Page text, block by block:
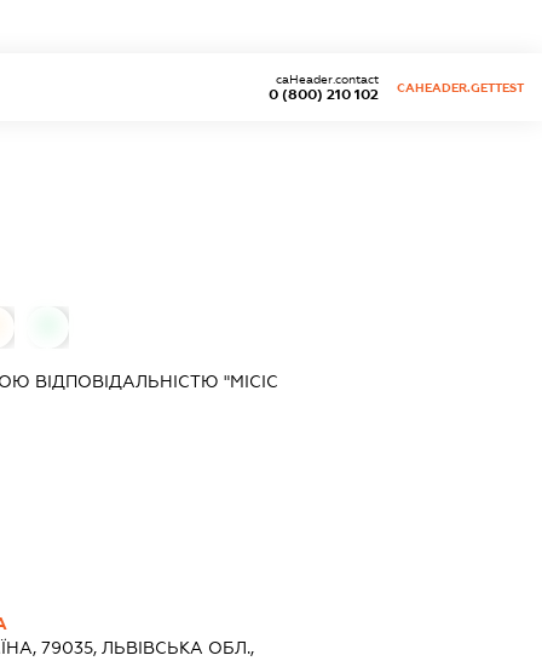
0 (800) 210 102
caHeader.contact
CAHEADER.GETTEST
ВІДПОВІДАЛЬНІСТЮ "МІСІС
79035, ЛЬВІВСЬКА ОБЛ.,